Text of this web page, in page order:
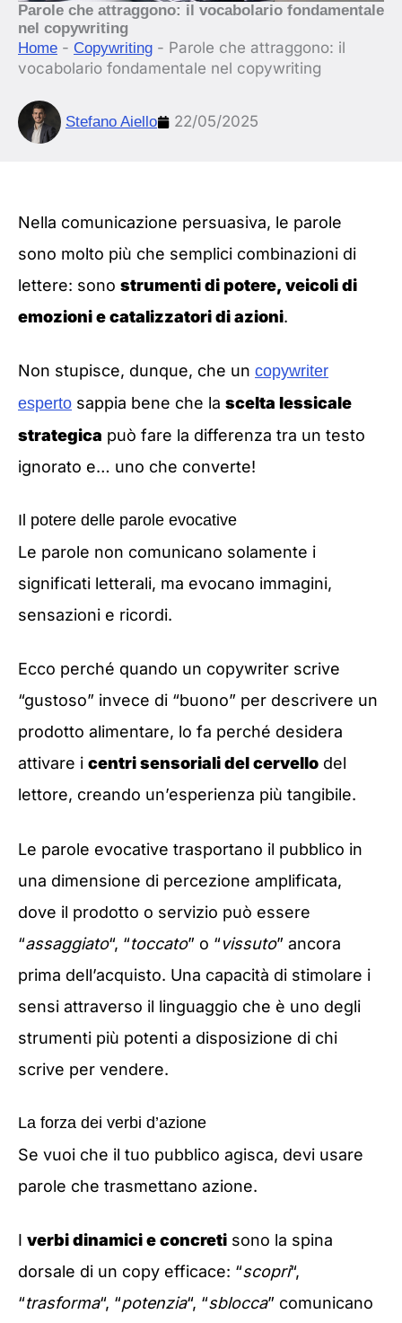
Parole che attraggono: il vocabolario fondamentale
nel copywriting
Home - Copywriting - Parole che attraggono: il
vocabolario fondamentale nel copywriting
Stefano Aiello 22/05/2025
Nella comunicazione persuasiva, le parole
sono molto più che semplici combinazioni di
lettere: sono strumenti di potere, veicoli di
emozioni e catalizzatori di azioni.
Non stupisce, dunque, che un copywriter
esperto sappia bene che la scelta lessicale
strategica può fare la differenza tra un testo
ignorato e… uno che converte!
Il potere delle parole evocative
Le parole non comunicano solamente i
significati letterali, ma evocano immagini,
sensazioni e ricordi.
Ecco perché quando un copywriter scrive
“gustoso” invece di “buono” per descrivere un
prodotto alimentare, lo fa perché desidera
attivare i centri sensoriali del cervello del
lettore, creando un’esperienza più tangibile.
Le parole evocative trasportano il pubblico in
una dimensione di percezione amplificata,
dove il prodotto o servizio può essere
“assaggiato“, “toccato” o “vissuto” ancora
prima dell’acquisto. Una capacità di stimolare i
sensi attraverso il linguaggio che è uno degli
strumenti più potenti a disposizione di chi
scrive per vendere.
La forza dei verbi d’azione
Se vuoi che il tuo pubblico agisca, devi usare
parole che trasmettano azione.
I verbi dinamici e concreti sono la spina
dorsale di un copy efficace: “scopri“,
“trasforma“, “potenzia“, “sblocca” comunicano